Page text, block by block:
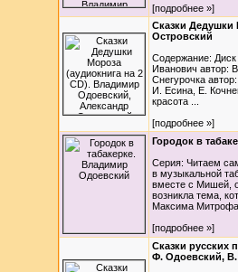
[подробнее »]
Сказки Дедушки
Островский
Содержание:
Иванович автор:
Снегурочка
И. Есина, Е.
красота ...
[подробнее »]
Городок в
Серия: Читаем
в музыкальной
вместе с Мишей,
возникла тема,
Максима
[подробнее »]
Сказки русских
Ф. Одоевский,